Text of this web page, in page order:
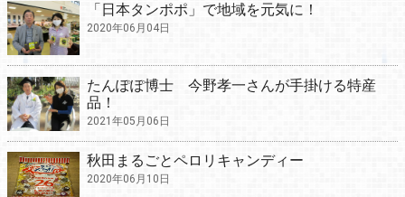
「日本タンポポ」で地域を元気に！
2020年06月04日
たんぽぽ博士 今野孝一さんが手掛ける特産
品！
2021年05月06日
秋田まるごとペロリキャンディー
2020年06月10日